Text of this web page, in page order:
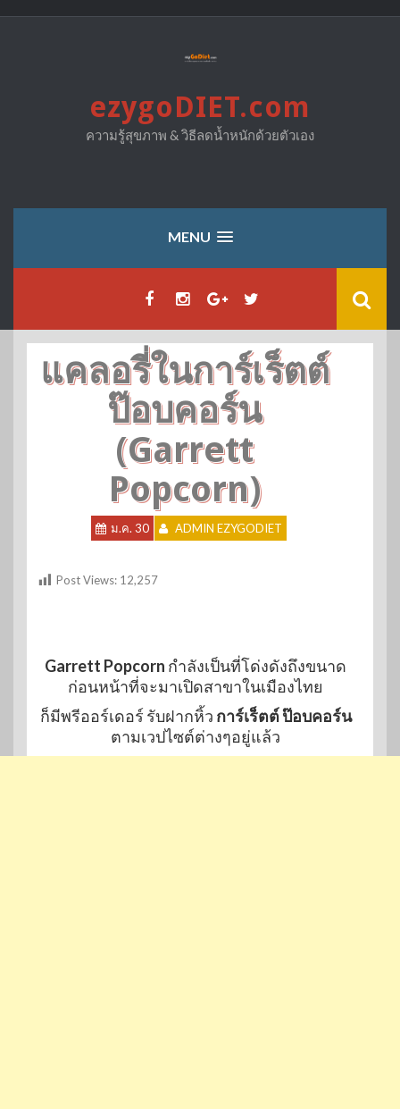
ezygoDIET.com
ความรู้สุขภาพ & วิธีลดน้ำหนักด้วยตัวเอง
MENU
แคลอรี่ในการ์เร็ตต์
ป๊อบคอร์น
(Garrett
Popcorn)
ม.ค. 30 ADMIN EZYGODIET
Post Views: 12,257
Garrett Popcorn กำลังเป็นที่โด่งดังถึงขนาด
ก่อนหน้าที่จะมาเปิดสาขาในเมืองไทย
ก็มีพรีออร์เดอร์ รับฝากหิ้ว การ์เร็ตต์ ป๊อบคอร์น
ตามเวปไซต์ต่างๆอยู่แล้ว